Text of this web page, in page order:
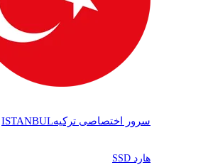
سرور اختصاصی ترکیهISTANBUL
هارد SSD